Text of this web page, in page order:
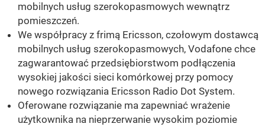
mobilnych usług szerokopasmowych wewnątrz
pomieszczeń.
We współpracy z frimą Ericsson, czołowym dostawcą
mobilnych usług szerokopasmowych, Vodafone chce
zagwarantować przedsiębiorstwom podłączenia
wysokiej jakości sieci komórkowej przy pomocy
nowego rozwiązania Ericsson Radio Dot System.
Oferowane rozwiązanie ma zapewniać wrażenie
użytkownika na nieprzerwanie wysokim poziomie